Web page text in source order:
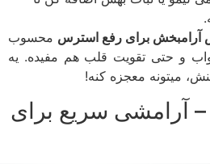
برای رفع استرسمحسوب
حتی تقویت قلب هم مفیده. یه
معجزه کنه!
سریع برای